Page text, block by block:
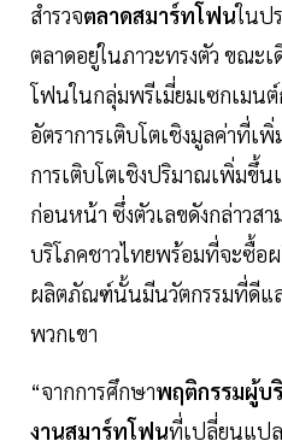
สำรวจตลาดสมาร์ทโฟนในป
ตลาดอยู่ในภาวะทรงตัว ขณะ
โฟนในกลุ่มพรีเมี่ยมเซกเมน
อัตราการเติบโตเชิงมูลค่าที่เ
การเติบโตเชิงปริมาณเพิ่มขึ้
ก่อนหน้า ซึ่งตัวเลขดังกล่าวส
บริโภคชาวไทยพร้อมที่จะซื้อ
ผลิตภัณฑ์นั้นมีนวัตกรรมที่ดีแล
พวกเขา
“จากการศึกษาพฤติกรรมผู้บ
งานสมาร์ทโฟนที่เปลี่ยนแปล